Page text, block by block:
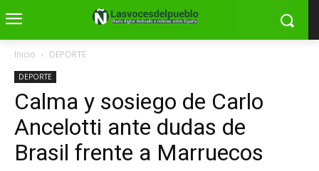
Inicio DEPORTE
DEPORTE
Calma y sosiego de Carlo
Ancelotti ante dudas de
Brasil frente a Marruecos